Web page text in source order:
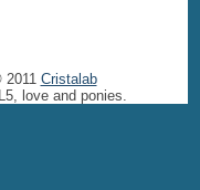
Cristalab
love and ponies.